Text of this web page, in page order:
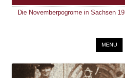
Die Novemberpogrome in Sachsen
MENU